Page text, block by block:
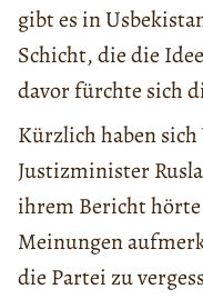
gibt es in
Schicht, die die
davor fürchte sich
Kürzlich haben
Justizminister
ihrem Bericht
Meinungen
die Partei zu